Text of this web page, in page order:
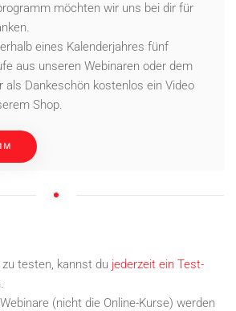
möchten wir uns bei dir für
eines Kalenderjahres fünf
aus unseren Webinaren oder dem
als Dankeschön kostenlos ein Video
Shop.
testen, kannst du jederzeit ein Test-
(nicht die Online-Kurse) werden